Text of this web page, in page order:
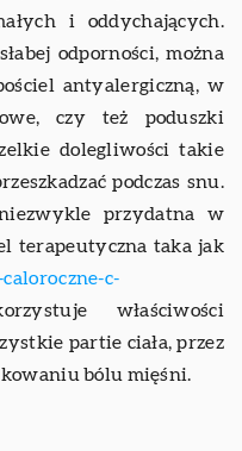
i oddychających.
odporności, można
antyalergiczną, w
czy też poduszki
dolegliwości takie
podczas snu.
przydatna w
terapeutyczna taka jak
c-
właściwości
partie ciała, przez
bólu mięśni.